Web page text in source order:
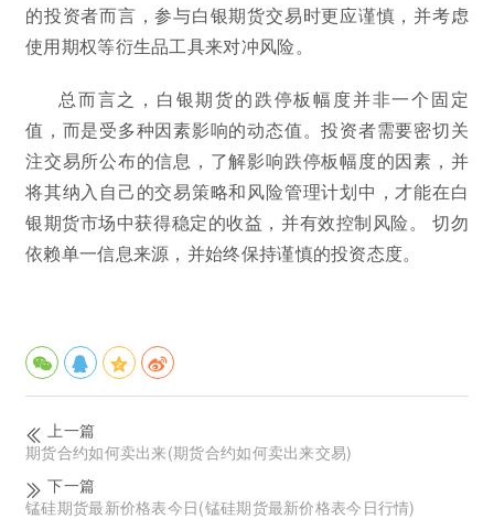
的投资者而言，参与白银期货交易时更应谨慎，并考虑
使用期权等衍生品工具来对冲风险。
总而言之，白银期货的跌停板幅度并非一个固定
值，而是受多种因素影响的动态值。投资者需要密切关
注交易所公布的信息，了解影响跌停板幅度的因素，并
将其纳入自己的交易策略和风险管理计划中，才能在白
银期货市场中获得稳定的收益，并有效控制风险。 切勿
依赖单一信息来源，并始终保持谨慎的投资态度。
上一篇
期货合约如何卖出来(期货合约如何卖出来交易)
下一篇
锰硅期货最新价格表今日(锰硅期货最新价格表今日行情)